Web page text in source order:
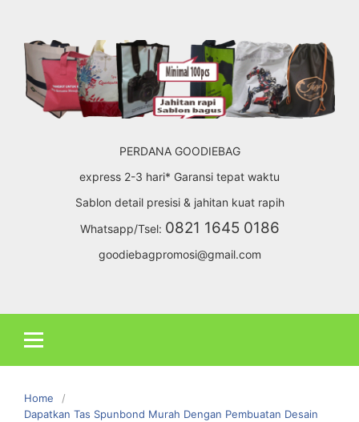
content
PERDANA GOODIEBAG
express 2-3 hari* Garansi tepat waktu
Sablon detail presisi & jahitan kuat rapih
Whatsapp/Tsel: 0821 1645 0186
goodiebagpromosi@gmail.com
Home
Dapatkan Tas Spunbond Murah Dengan Pembuatan Desain